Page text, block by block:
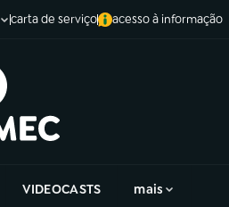
carta de serviço acesso à informação
VIDEOCASTS mais